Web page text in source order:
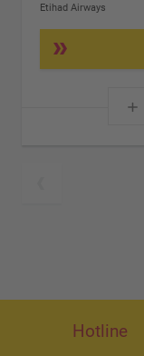
Etihad Airways
Hotline